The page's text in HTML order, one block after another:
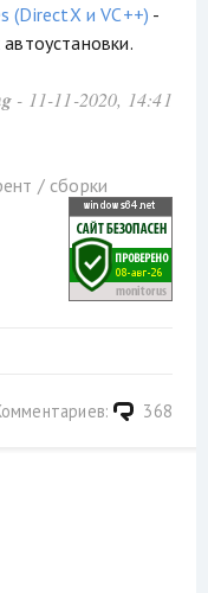
(DirectX и VC++) -
- 11-11-2020, 14:41
/ сборки
368